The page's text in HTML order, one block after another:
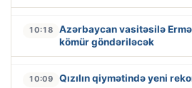
10:18
Azərbaycan vasitəsilə
kömür göndəriləcək
10:09 Qızılın qiymətində yeni